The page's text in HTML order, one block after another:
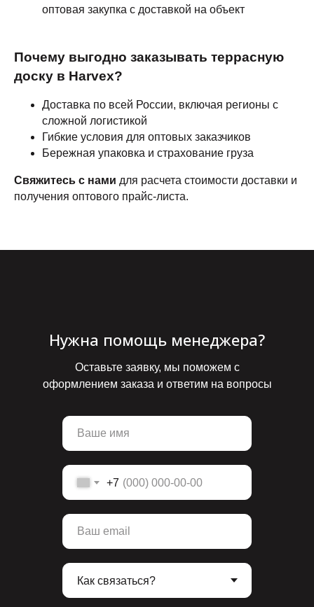
оптовая закупка с доставкой на объект
Почему выгодно заказывать террасную
доску в Harvex?
Доставка по всей России, включая регионы с
сложной логистикой
Гибкие условия для оптовых заказчиков
Бережная упаковка и страхование груза
Свяжитесь с нами для расчета стоимости доставки и
получения оптового прайс-листа.
Нужна помощь менеджера?
+7
Оставьте заявку, мы поможем с
оформлением заказа и ответим на вопросы